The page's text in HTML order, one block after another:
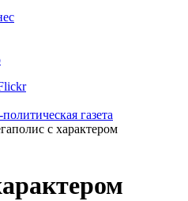
с характером